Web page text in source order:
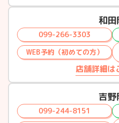
和田
099-266-3303
WEB予約（初めての方）
店舗詳細は
吉野
099-244-8151